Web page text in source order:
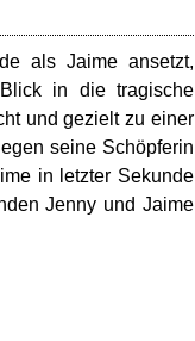
als Jaime ansetzt,
in die tragische
und gezielt zu einer
seine Schöpferin
in letzter Sekunde
Jenny und Jaime